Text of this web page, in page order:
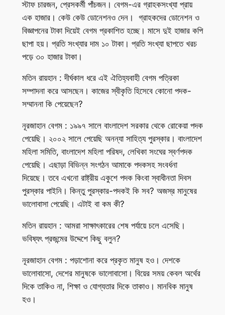
স্টাফ চারজন, প্রেসকর্মী পাঁচজন। বেগম-এর গ্রাহকসংখ্যা প্রায়
এক হাজার। কেউ কেউ ডোনেশনও দেন। গ্রাহকদের ডোনেশন ও
বিজ্ঞাপনের টাকা দিয়েই বেগম প্রকাশিত হচ্ছে। মাসে দুই হাজার কপি
ছাপা হয়। প্রতি সংখ্যার দাম ১০ টাকা। প্রতি সংখ্যা ছাপতে খরচ
পড়ে ৩০ হাজার টাকা।
মতিন রায়হান : দীর্ঘকাল ধরে এই ঐতিহ্যবাহী বেগম পত্রিকা
সম্পাদনা করে আসছেন। কাজের স্বীকৃতি হিসেবে কোনো পদক-
সম্মাননা কি পেয়েছেন?
নূরজাহান বেগম : ১৯৯৭ সালে বাংলাদেশ সরকার থেকে রোকেয়া পদক
পেয়েছি। ২০০২ সালে পেয়েছি অনন্যা সাহিত্য পুরস্কার। বাংলাদেশ
মহিলা সমিতি, বাংলাদেশ মহিলা পরিষদ, লেখিকা সংঘের স্বর্ণপদক
পেয়েছি। এছাড়া বিভিন্ন সংগঠন আমাকে পদকসহ সংবর্ধনা
দিয়েছে। তবে এখনো রাষ্ট্রীয় একুশে পদক কিংবা স্বাধীনতা দিবস
পুরস্কার পাইনি। কিন্তু পুরস্কার-পদকই কি সব? অজস্র মানুষের
ভালোবাসা পেয়েছি। এটাই বা কম কী?
মতিন রায়হান : আমরা সাক্ষাৎকারের শেষ পর্যায়ে চলে এসেছি।
ভবিষ্যৎ প্রজন্মের উদ্দেশে কিছু বলুন?
নূরজাহান বেগম : পড়াশোনা করে প্রকৃত মানুষ হও। দেশকে
ভালোবাসো, দেশের মানুষকে ভালোবাসো। বিয়ের সময় কেবল অর্থের
দিকে তাকিও না, শিক্ষা ও যোগ্যতার দিকে তাকাও। মানবিক মানুষ
হও।